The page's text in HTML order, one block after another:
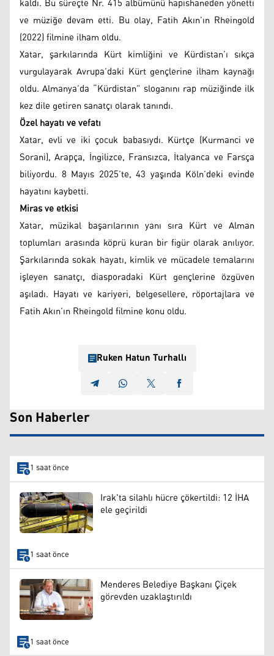
ve müziğe devam etti. Bu olay, Fatih Akın’ın Rheingold
(2022) filmine ilham oldu.
Xatar, şarkılarında Kürt kimliğini ve Kürdistan’ı sıkça
vurgulayarak Avrupa’daki Kürt gençlerine ilham kaynağı
oldu. Almanya’da “Kürdistan” sloganını rap müziğinde ilk
kez dile getiren sanatçı olarak tanındı.
Özel hayatı ve vefatı
Xatar, evli ve iki çocuk babasıydı. Kürtçe (Kurmanci ve
Sorani), Arapça, İngilizce, Fransızca, İtalyanca ve Farsça
biliyordu. 8 Mayıs 2025’te, 43 yaşında Köln’deki evinde
hayatını kaybetti.
Miras ve etkisi
Xatar, müzikal başarılarının yanı sıra Kürt ve Alman
toplumları arasında köprü kuran bir figür olarak anılıyor.
Şarkılarında sokak hayatı, kimlik ve mücadele temalarını
işleyen sanatçı, diasporadaki Kürt gençlerine özgüven
aşıladı. Hayatı ve kariyeri, belgesellere, röportajlara ve
Fatih Akın’ın Rheingold filmine konu oldu.
Ruken Hatun Turhallı
Son Haberler
1 saat önce
Irak'ta silahlı hücre çökertildi: 12 İHA
ele geçirildi
1 saat önce
Menderes Belediye Başkanı Çiçek
görevden uzaklaştırıldı
1 saat önce